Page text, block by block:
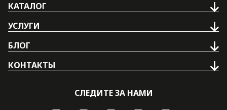
КАТАЛОГ
УСЛУГИ
БЛОГ
КОНТАКТЫ
СЛЕДИТЕ ЗА НАМИ